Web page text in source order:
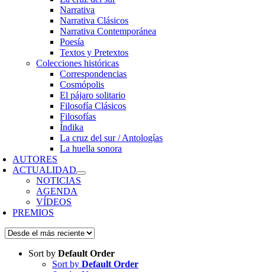
Narrativa
Narrativa Clásicos
Narrativa Contemporánea
Poesía
Textos y Pretextos
Colecciones históricas
Correspondencias
Cosmópolis
El pájaro solitario
Filosofía Clásicos
Filosofías
Índika
La cruz del sur / Antologías
La huella sonora
AUTORES
ACTUALIDAD
NOTICIAS
AGENDA
VÍDEOS
PREMIOS
Sort by Default Order
Sort by Default Order